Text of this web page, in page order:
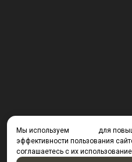
Мы используем
для
эффективности пользования
соглашаетесь с их